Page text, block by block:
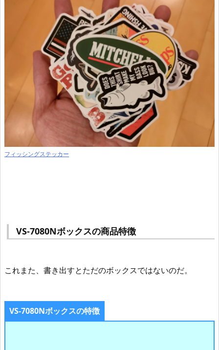
フィッシングステッカー
VS-7080Nボックスの商品特徴
これまた、書き出すとただのボックスではないのだ。
VS-7080Nボックスの特徴